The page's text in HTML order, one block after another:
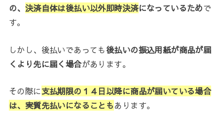
の、 決済自体は後払い以外即時決済になっているためで
す。
しかし、後払いであっても後払いの振込用紙が商品が届
くより先に届く場合があります。
その際に支払期限の１４日以降に商品が届いている場合
は、実質先払いになることもあります。